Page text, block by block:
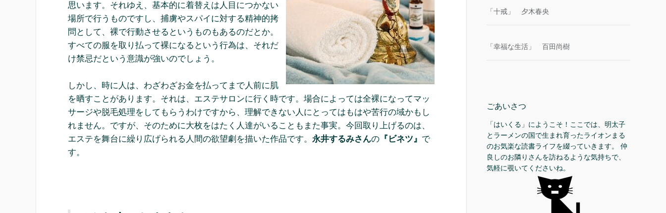
思います。それゆえ、基本的に着替えは人目につかない
場所で行うものですし、捕虜やスパイに対する精神的拷
問として、裸で行動させるというものもあるのだとか。
すべての服を取り払って裸になるという行為は、それだ
け禁忌だという意識が強いのでしょう。
しかし、時に人は、わざわざお金を払ってまで人前に肌
を晒すことがあります。それは、エステサロンに行く時です。場合によっては全裸になってマッ
サージや脱毛処理をしてもらうわけですから、理解できない人にとってはもはや苦行の域かもし
れません。ですが、そのために大枚をはたく人達がいることもまた事実。今回取り上げるのは、
エステを舞台に繰り広げられる人間の欲望劇を描いた作品です。 永井するみさんの 『ビネツ』 で
す。
「十戒」 夕木春央
「幸福な生活」 百田尚樹
ごあいさつ
「はいくる」にようこそ！ここでは、明太子
とラーメンの国で生まれ育ったライオンまる
のお気楽な読書ライフを綴っていきます。 仲
良しのお隣りさんを訪ねるような気持ちで、
気軽に覗いてくださいね。